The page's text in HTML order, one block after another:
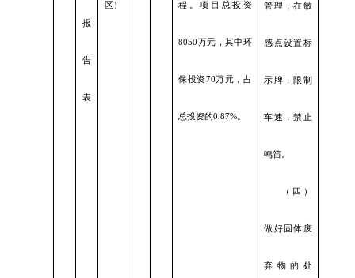
报
告
表
区） 程。项目总投资
8050万元，其中环
保投资70万元，占
总投资的0.87%。
管理，在敏
感点设置标
示牌，限制
车速，禁止
鸣笛。
（四）
做好固体废
弃物的处